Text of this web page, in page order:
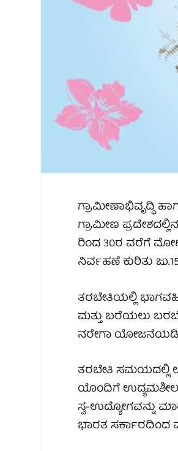
ಗ್ರಾಮೀಣಾಭಿವೃದ್ಧಿ
ಗ್ರಾಮೀಣ
ರಿಂದ 30ರ ವರೆಗೆ
ನಿರ್ವಹಣೆ ಕುರಿತು
ತರಬೇತಿಯಲ್ಲಿ
ಮತ್ತು ಬರೆಯಲು
ನರೇಗಾ
ತರಬೇತಿ ಸಮಯದಲ್ಲಿ
ಯೊಂದಿಗೆ
ಸ್ವ-ಉದ್ಯೋಗವನ್ನು
ಭಾರತ ಸರ್ಕಾರದಿಂದ